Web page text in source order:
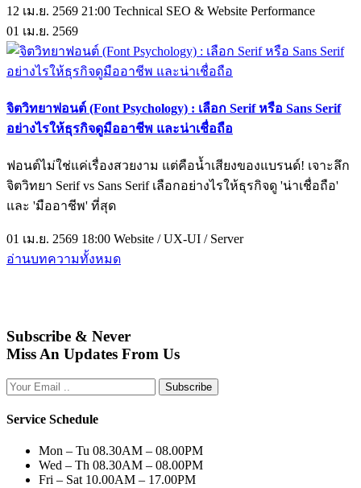
12 เม.ย. 2569 21:00 Technical SEO & Website Performance
01 เม.ย. 2569
จิตวิทยาฟอนต์ (Font Psychology) : เลือก Serif หรือ Sans Serif
อย่างไรให้ธุรกิจดูมืออาชีพ และน่าเชื่อถือ
ฟอนต์ไม่ใช่แค่เรื่องสวยงาม แต่คือน้ำเสียงของแบรนด์! เจาะลึก
จิตวิทยา Serif vs Sans Serif เลือกอย่างไรให้ธุรกิจดู 'น่าเชื่อถือ'
และ 'มืออาชีพ' ที่สุด
01 เม.ย. 2569 18:00 Website / UX-UI / Server
อ่านบทความทั้งหมด
Subscribe & Never
Miss An Updates From Us
Subscribe
Service Schedule
Mon – Tu 08.30AM – 08.00PM
Wed – Th 08.30AM – 08.00PM
Fri – Sat 10.00AM – 17.00PM